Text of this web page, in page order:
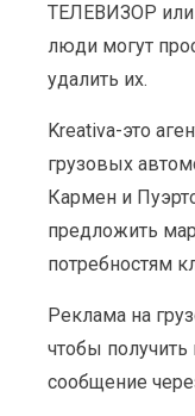
ТЕЛЕВИЗОР или
люди могут
удалить их.
Kreativa-это
грузовых
Кармен и
предложить
потребностям
Реклама на
чтобы
сообщение